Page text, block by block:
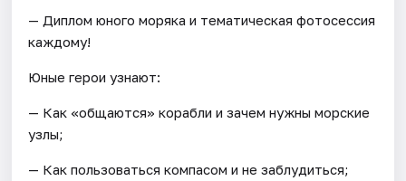
— Диплом юного моряка и тематическая фотосессия
каждому!
Юные герои узнают:
— Как «общаются» корабли и зачем нужны морские
узлы;
— Как пользоваться компасом и не заблудиться;